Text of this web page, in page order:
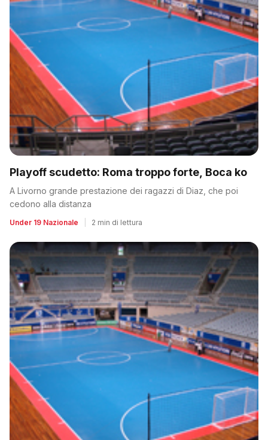
Playoff scudetto: Roma troppo forte, Boca ko
A Livorno grande prestazione dei ragazzi di Diaz, che poi
cedono alla distanza
Under 19 Nazionale 2 min di lettura